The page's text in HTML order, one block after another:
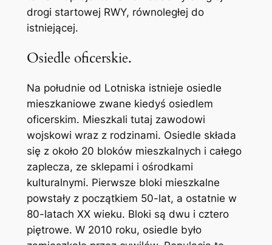
drogi startowej RWY, równoległej do
istniejącej.
Osiedle oficerskie.
Na południe od Lotniska istnieje osiedle
mieszkaniowe zwane kiedyś osiedlem
oficerskim. Mieszkali tutaj zawodowi
wojskowi wraz z rodzinami. Osiedle składa
się z około 20 bloków mieszkalnych i całego
zaplecza, ze sklepami i ośrodkami
kulturalnymi. Pierwsze bloki mieszkalne
powstały z początkiem 50-lat, a ostatnie w
80-latach XX wieku. Bloki są dwu i cztero
piętrowe. W 2010 roku, osiedle było